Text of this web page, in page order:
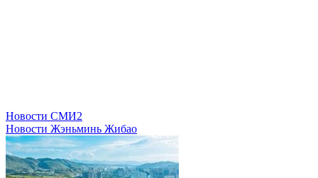
Новости СМИ2
Новости Жэньминь Жибао